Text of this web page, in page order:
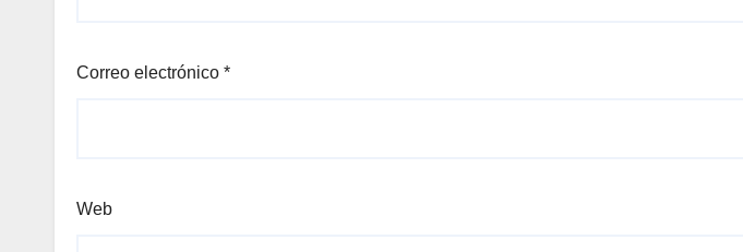
Correo electrónico *
Web